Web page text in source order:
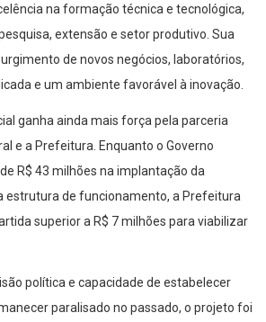
na formação técnica e tecnológica,
extensão e setor produtivo. Sua
de novos negócios, laboratórios,
e um ambiente favorável à inovação.
ganha ainda mais força pela parceria
e a Prefeitura. Enquanto o Governo
R$ 43 milhões na implantação da
estrutura de funcionamento, a Prefeitura
superior a R$ 7 milhões para viabilizar
política e capacidade de estabelecer
paralisado no passado, o projeto foi